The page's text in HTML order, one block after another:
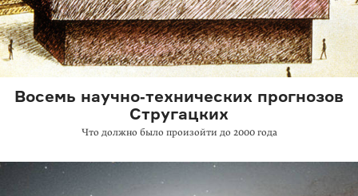
Восемь научно‑технических прогнозов
Стругацких
Что должно было произойти до 2000 года